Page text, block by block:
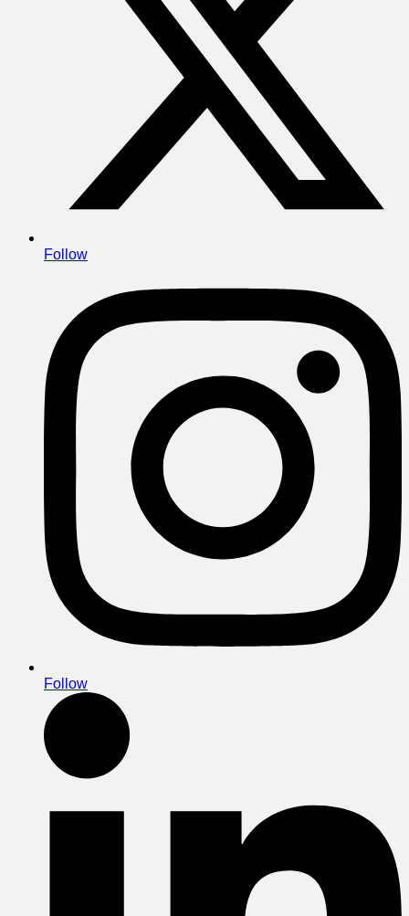
Follow
Follow